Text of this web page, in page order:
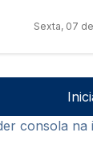
Sexta, 07
consola na